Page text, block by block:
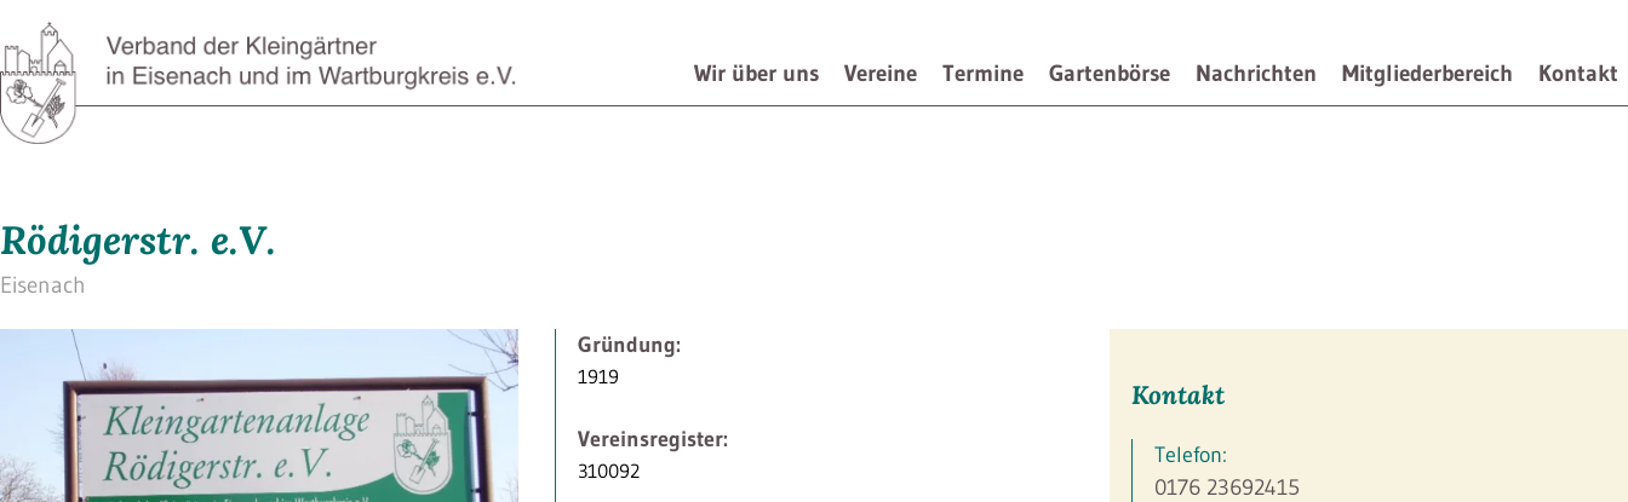
Navigation
überspringen
Wir über uns Vereine Termine Gartenbörse Nachrichten Mitgliederbereich Kontakt
Rödigerstr. e.V.
Eisenach
Gründung:
1919
Vereinsregister:
310092
Kontakt
Telefon:
0176 23692415